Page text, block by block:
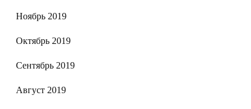
Ноябрь 2019
Октябрь 2019
Сентябрь 2019
Август 2019